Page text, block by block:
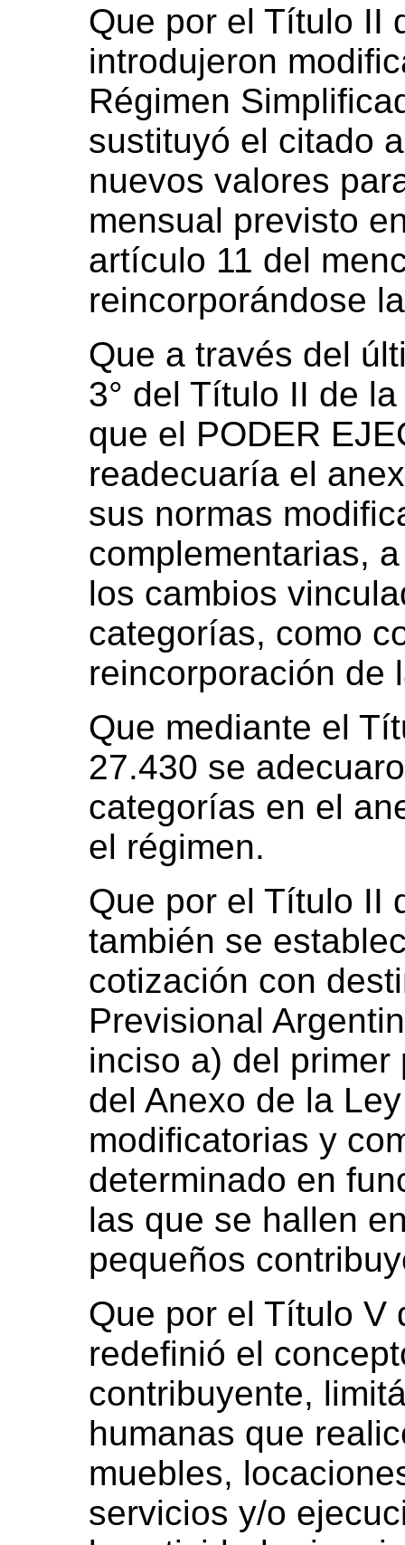
Que por el Título II
introdujeron
Régimen
sustituyó el citado
nuevos valores
mensual previsto
artículo 11 del
reincorporándose
Que a través del
3° del Título II de
que el PODER
readecuaría el
sus normas
complementarias,
los cambios
categorías, como
reincorporación de
Que mediante el
27.430 se
categorías en el
el régimen.
Que por el Título II
también se
cotización con
Previsional
inciso a) del
del Anexo de la
modificatorias y
determinado en
las que se hallen
pequeños
Que por el Título V
redefinió el
contribuyente,
humanas que
muebles,
servicios y/o